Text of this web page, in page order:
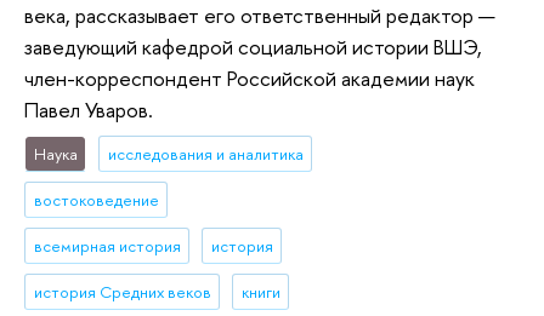
века, рассказывает его ответственный редактор —
заведующий кафедрой социальной истории ВШЭ,
член-корреспондент Российской академии наук
Павел Уваров.
Наука исследования и аналитика
востоковедение
всемирная история история
история Средних веков книги